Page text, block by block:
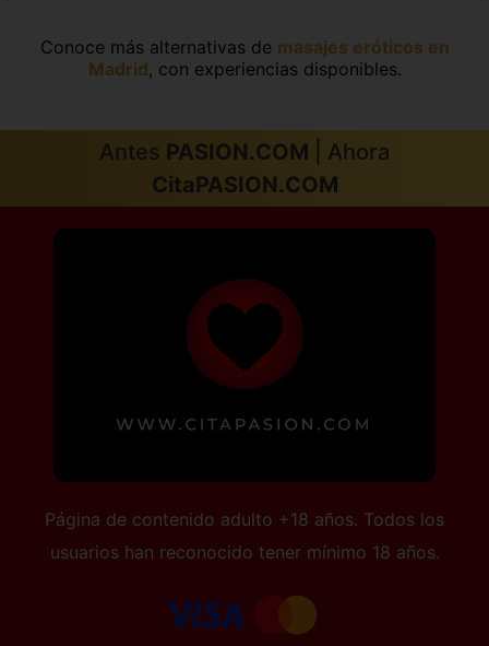
Conoce más alternativas de masajes eróticos en
Madrid, con experiencias disponibles.
Antes PASION.COM | Ahora
CitaPASION.COM
Página de contenido adulto +18 años. Todos los
usuarios han reconocido tener mínimo 18 años.